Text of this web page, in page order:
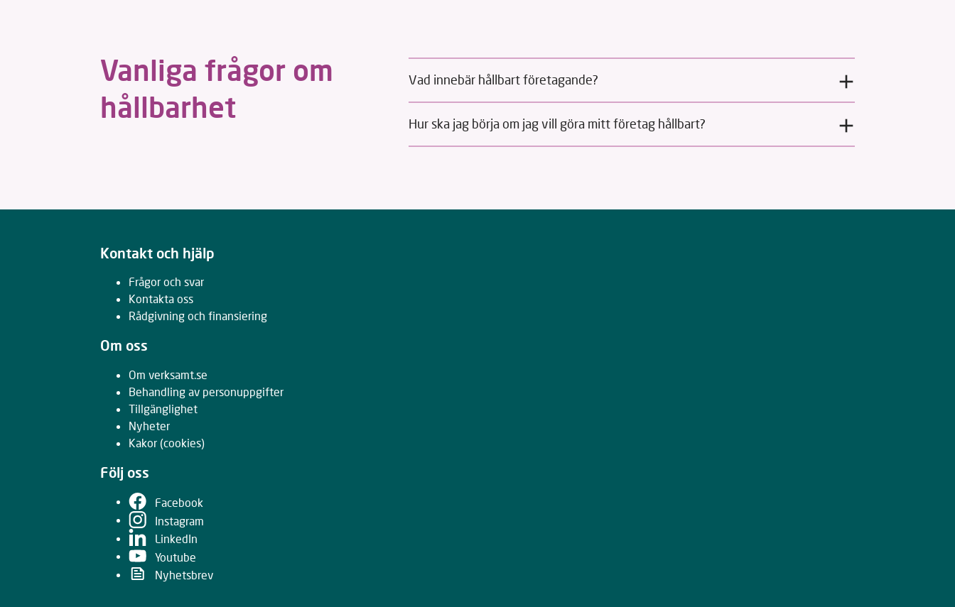
Vanliga frågor om
hållbarhet
Vad innebär hållbart företagande?
Hur ska jag börja om jag vill göra mitt företag hållbart?
Kontakt och hjälp
Frågor och svar
Kontakta oss
Rådgivning och finansiering
Om oss
Om verksamt.se
Behandling av personuppgifter
Tillgänglighet
Nyheter
Kakor (cookies)
Följ oss
Facebook
Instagram
LinkedIn
Youtube
Nyhetsbrev